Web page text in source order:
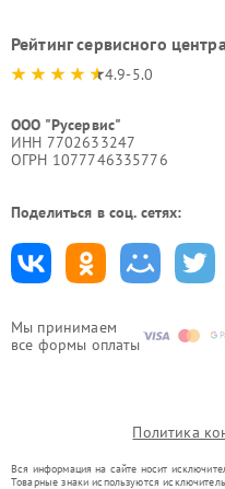
Мы принимаем
все формы оплаты
Рейтинг сервисного центра
4.9-5.0
ООО "Русервис"
ИНН 7702633247
ОГРН 1077746335776
Поделиться в соц. сетях:
Политика
Вся информация на сайте носит
Товарные знаки используются